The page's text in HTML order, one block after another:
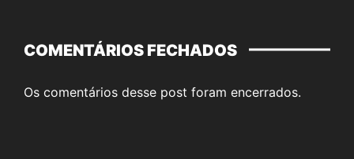
COMENTÁRIOS FECHADOS
Os comentários desse post foram encerrados.